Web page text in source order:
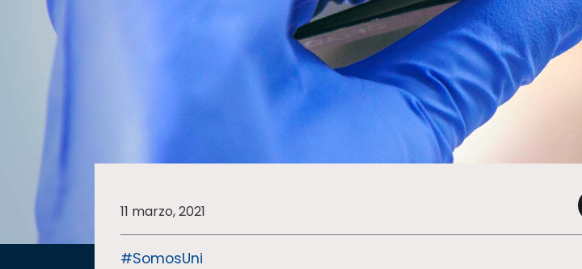
EXPERTOS
Oferta
educativa
11 marzo, 2021
#SomosUni